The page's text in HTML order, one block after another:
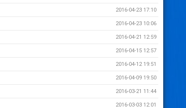
2016-04-23 17:10
2016-04-23 10:06
2016-04-21 12:59
2016-04-15 12:57
2016-04-12 19:51
2016-04-09 19:50
2016-03-21 11:44
2016-03-03 12:01